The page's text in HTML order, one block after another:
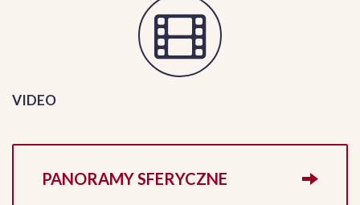
VIDEO
PANORAMY SFERYCZNE